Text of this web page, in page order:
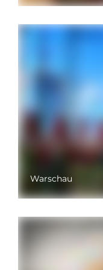
Warschau